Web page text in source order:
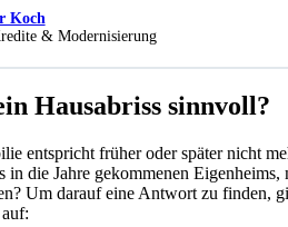
Koch
& Modernisierung
Hausabriss sinnvoll?
entspricht früher oder später nicht
in die Jahre gekommenen
Um darauf eine Antwort zu finden,